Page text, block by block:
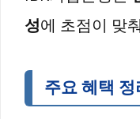
성에 초점이 맞
주요 혜택 정